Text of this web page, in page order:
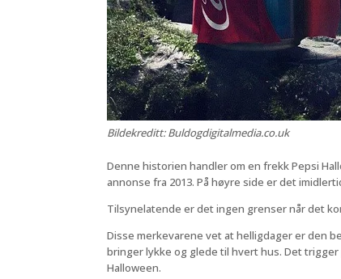
Bildekreditt: Buldogdigitalmedia.co.uk
Denne historien handler om en frekk Pepsi
annonse fra 2013. På høyre side er det
Tilsynelatende er det ingen grenser når det
Disse merkevarene vet at helligdager er den
bringer lykke og glede til hvert hus. Det
Halloween.